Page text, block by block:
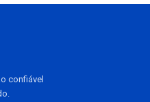
confiável